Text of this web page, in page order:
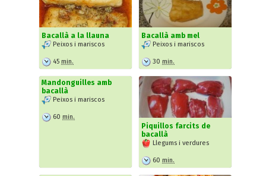
Bacallà a la llauna
Peixos i mariscos
45 min.
Bacallà amb mel
Peixos i mariscos
30 min.
Mandonguilles amb
bacallà
Peixos i mariscos
60 min.
Piquillos farcits de
bacallà
Llegums i verdures
60 min.